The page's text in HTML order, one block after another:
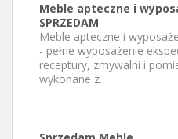
Meble apteczne i
SPRZEDAM
Meble apteczne i
- pełne wyposażenie
receptury, zmywalni i
wykonane z…